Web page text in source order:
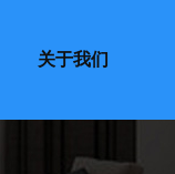
关于我们